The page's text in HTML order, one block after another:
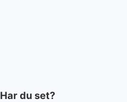
Har du set?